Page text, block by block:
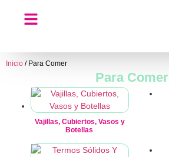
Inicio / Para Comer
Para Comer
Vajillas, Cubiertos, Vasos y
Botellas